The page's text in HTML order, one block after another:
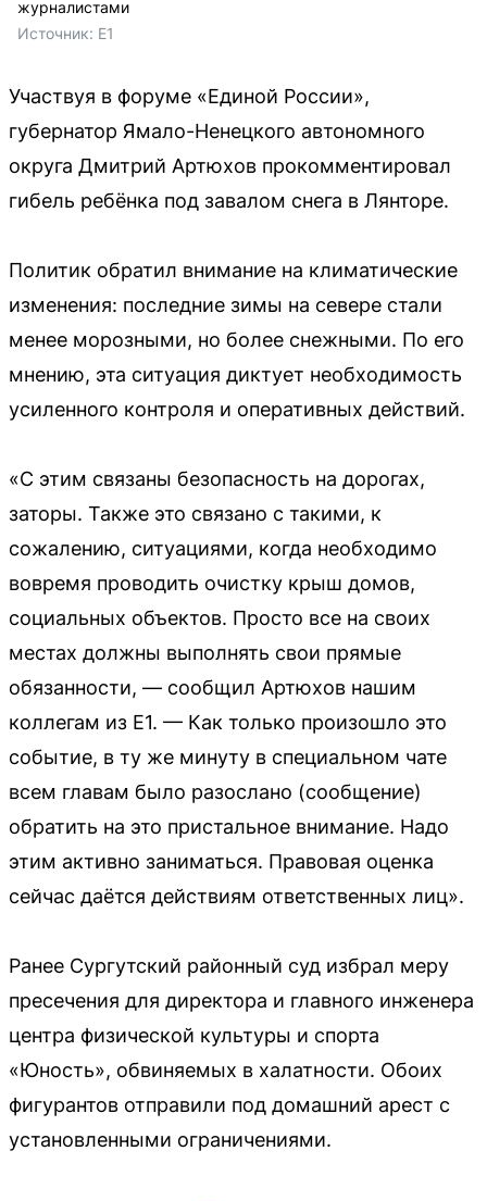
журналистами
Источник: E1
Участвуя в форуме «Единой России»,
губернатор Ямало-Ненецкого автономного
округа Дмитрий Артюхов прокомментировал
гибель ребёнка под завалом снега в Лянторе.
Политик обратил внимание на климатические
изменения: последние зимы на севере стали
менее морозными, но более снежными. По его
мнению, эта ситуация диктует необходимость
усиленного контроля и оперативных действий.
«С этим связаны безопасность на дорогах,
заторы. Также это связано с такими, к
сожалению, ситуациями, когда необходимо
вовремя проводить очистку крыш домов,
социальных объектов. Просто все на своих
местах должны выполнять свои прямые
обязанности, — сообщил Артюхов нашим
коллегам из Е1. — Как только произошло это
событие, в ту же минуту в специальном чате
всем главам было разослано (сообщение)
обратить на это пристальное внимание. Надо
этим активно заниматься. Правовая оценка
сейчас даётся действиям ответственных лиц».
Ранее Сургутский районный суд избрал меру
пресечения для директора и главного инженера
центра физической культуры и спорта
«Юность», обвиняемых в халатности. Обоих
фигурантов отправили под домашний арест с
установленными ограничениями.